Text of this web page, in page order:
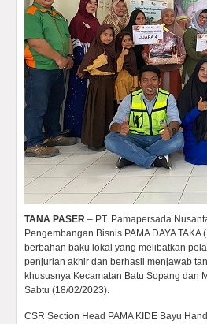
TANA PASER – PT. Pamapersada
Pengembangan Bisnis PAMA DAYA
berbahan baku lokal yang melibatkan
penjurian akhir dan berhasil menjawab
khususnya Kecamatan Batu Sopang dan
Sabtu (18/02/2023).
CSR Section Head PAMA KIDE Bayu